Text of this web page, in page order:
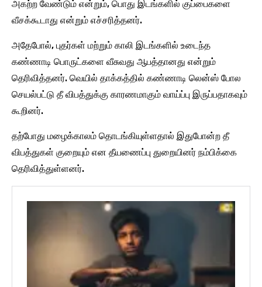
அகற்ற வேண்டும் என்றும், பொது இடங்களில் குப்பைகளை
வீசக்கூடாது என்றும் எச்சரித்தனர்.
அதேபோல், புதர்கள் மற்றும் காலி இடங்களில் உடைந்த
கண்ணாடி பொருட்களை வீசுவது ஆபத்தானது என்றும்
தெரிவித்தனர். வெயில் தாக்கத்தில் கண்ணாடி லென்ஸ் போல
செயல்பட்டு தீ விபத்துக்கு காரணமாகும் வாய்ப்பு இருப்பதாகவும்
கூறினர்.
தற்போது மழைக்காலம் தொடங்கியுள்ளதால் இதுபோன்ற தீ
விபத்துகள் குறையும் என தீயணைப்பு துறையினர் நம்பிக்கை
தெரிவித்துள்ளனர்.